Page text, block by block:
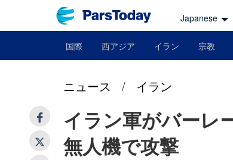
Japanese
国際 西アジア イラン 宗教
ニュース / イラン
イラン軍がバーレ
無人機で攻撃